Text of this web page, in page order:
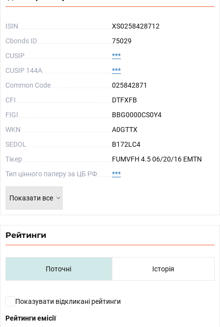
ISIN
XS0258428712
Cbonds ID
75029
CUSIP
***
CUSIP 144A
***
Common Code
025842871
CFI
DTFXFB
FIGI
BBG0000CS0Y4
WKN
A0GTTX
SEDOL
B172LC4
Тікер
FUMVFH 4.5 06/20/16 EMTN
Тип цінного паперу за ЦБ РФ
***
Показати все
Рейтинги
Поточні Історія
Показувати відкликані рейтинги
Рейтинги емісії